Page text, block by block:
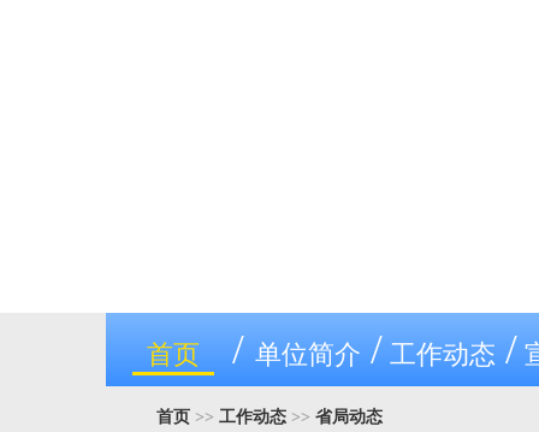
首页 / 单位简介 / 工作动态 /
首页 >> 工作动态 >> 省局动态